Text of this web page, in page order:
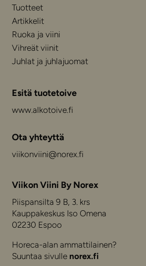
Tuotteet
Artikkelit
Ruoka ja viini
Vihreät viinit
Juhlat ja juhlajuomat
Esitä tuotetoive
www.alkotoive.fi
Ota yhteyttä
viikonviini@norex.fi
Viikon Viini By Norex
Piispansilta 9 B, 3. krs
Kauppakeskus Iso Omena
02230 Espoo
Horeca-alan ammattilainen?
Suuntaa sivulle norex.fi